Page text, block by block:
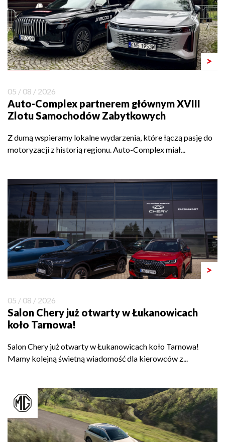
>
05 / 08 / 2026
Auto-Complex partnerem głównym XVIII
Zlotu Samochodów Zabytkowych
Z dumą wspieramy lokalne wydarzenia, które łączą pasję do
motoryzacji z historią regionu. Auto-Complex miał...
>
05 / 08 / 2026
Salon Chery już otwarty w Łukanowicach
koło Tarnowa!
Salon Chery już otwarty w Łukanowicach koło Tarnowa!
Mamy kolejną świetną wiadomość dla kierowców z...